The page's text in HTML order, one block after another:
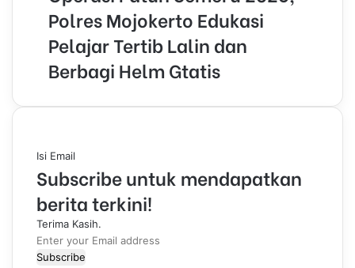
Polres Mojokerto Edukasi
Pelajar Tertib Lalin dan
Berbagi Helm Gtatis
Isi Email
Subscribe untuk mendapatkan
berita terkini!
Terima Kasih.
E
n